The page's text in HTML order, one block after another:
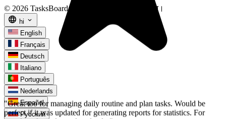
Nick Vlasov
© 2026 TasksBoard by
. सर्वाधिकार सुरक्षित।
language hi expand_more
English
Français
Deutsch
Italiano
Português
Nederlands
Español
Русский